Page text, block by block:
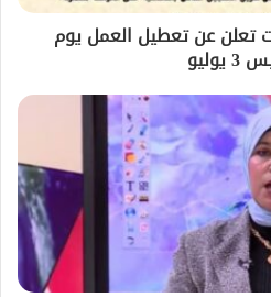
تعلن عن تعطيل العمل يوم